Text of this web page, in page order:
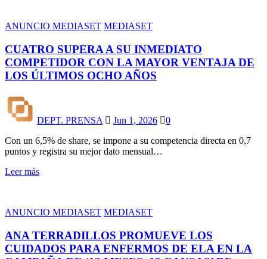
ANUNCIO MEDIASET MEDIASET
CUATRO SUPERA A SU INMEDIATO
COMPETIDOR CON LA MAYOR VENTAJA DE
LOS ÚLTIMOS OCHO AÑOS
DEPT. PRENSA Jun 1, 2026
0
Con un 6,5% de share, se impone a su competencia directa en 0,7
puntos y registra su mejor dato mensual…
Leer más
ANUNCIO MEDIASET MEDIASET
ANA TERRADILLOS PROMUEVE LOS
CUIDADOS PARA ENFERMOS DE ELA EN LA